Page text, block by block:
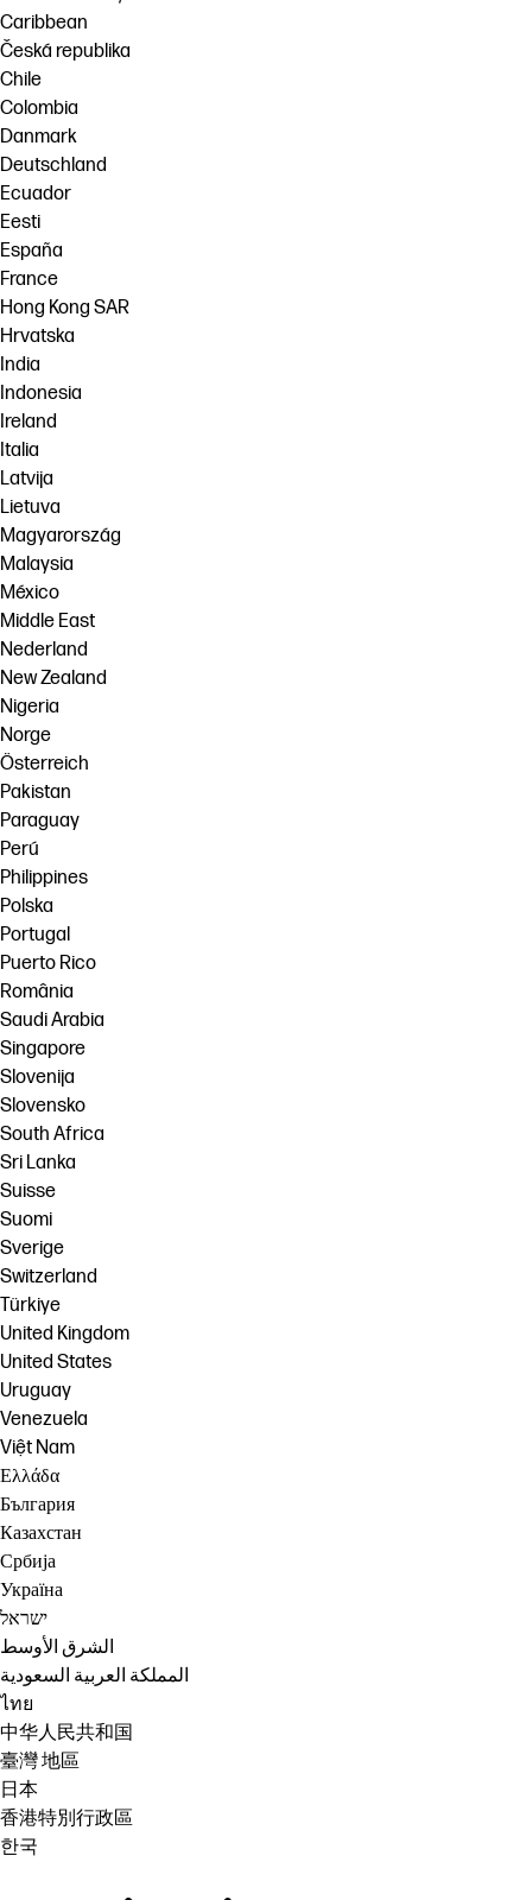
Caribbean
Česká republika
Chile
Colombia
Danmark
Deutschland
Ecuador
Eesti
España
France
Hong Kong SAR
Hrvatska
India
Indonesia
Ireland
Italia
Latvija
Lietuva
Magyarország
Malaysia
México
Middle East
Nederland
New Zealand
Nigeria
Norge
Österreich
Pakistan
Paraguay
Perú
Philippines
Polska
Portugal
Puerto Rico
România
Saudi Arabia
Singapore
Slovenija
Slovensko
South Africa
Sri Lanka
Suisse
Suomi
Sverige
Switzerland
Türkiye
United Kingdom
United States
Uruguay
Venezuela
Việt Nam
Ελλάδα
България
Казахстан
Србија
Україна
ישראל
الشرق الأوسط
المملكة العربية السعودية
ไทย
中华人民共和国
臺灣 地區
日本
香港特別行政區
한국